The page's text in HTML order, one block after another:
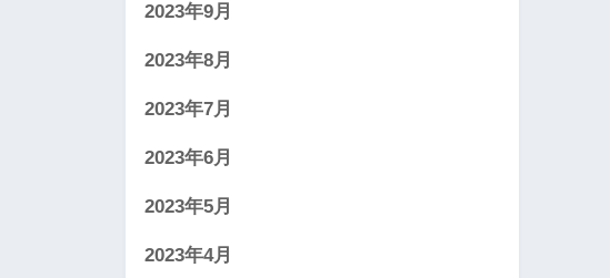
2023年9月
2023年8月
2023年7月
2023年6月
2023年5月
2023年4月